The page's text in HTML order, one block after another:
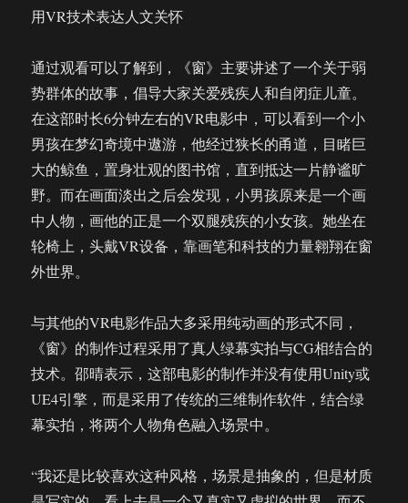
用VR技术表达人文关怀
通过观看可以了解到，《窗》主要讲述了一个关于弱
势群体的故事，倡导大家关爱残疾人和自闭症儿童。
在这部时长6分钟左右的VR电影中，可以看到一个小
男孩在梦幻奇境中遨游，他经过狭长的甬道，目睹巨
大的鲸鱼，置身壮观的图书馆，直到抵达一片静谧旷
野。而在画面淡出之后会发现，小男孩原来是一个画
中人物，画他的正是一个双腿残疾的小女孩。她坐在
轮椅上，头戴VR设备，靠画笔和科技的力量翱翔在窗
外世界。
与其他的VR电影作品大多采用纯动画的形式不同，
《窗》的制作过程采用了真人绿幕实拍与CG相结合的
技术。邵晴表示，这部电影的制作并没有使用Unity或
UE4引擎，而是采用了传统的三维制作软件，结合绿
幕实拍，将两个人物角色融入场景中。
“我还是比较喜欢这种风格，场景是抽象的，但是材质